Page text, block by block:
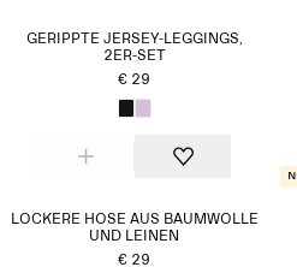
GERIPPTE JERSEY-LEGGINGS,
2ER-SET
€ 29
LOCKERE HOSE AUS BAUMWOLLE
UND LEINEN
€ 29